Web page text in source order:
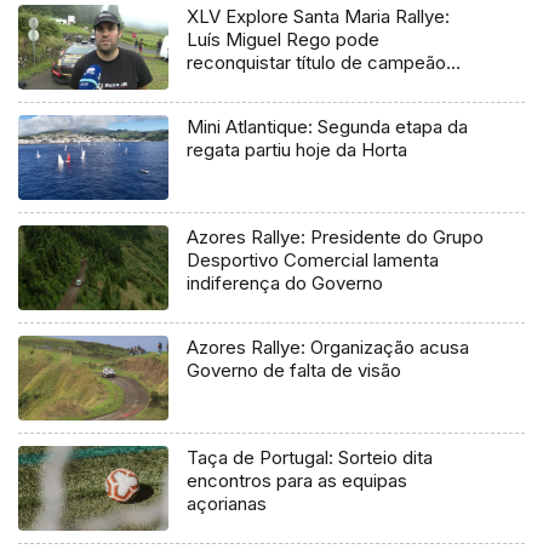
XLV Explore Santa Maria Rallye:
Luís Miguel Rego pode
reconquistar título de campeão
Mini Atlantique: Segunda etapa da
regata partiu hoje da Horta
Azores Rallye: Presidente do Grupo
Desportivo Comercial lamenta
indiferença do Governo
Azores Rallye: Organização acusa
Governo de falta de visão
Taça de Portugal: Sorteio dita
encontros para as equipas
açorianas